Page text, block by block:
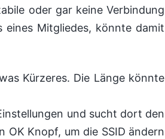
oder gar keine Verbindung
eines Mitgliedes, könnte damit
Kürzeres. Die Länge könnte
und sucht dort den
OK Knopf, um die SSID ändern